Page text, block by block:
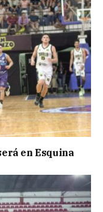
en Esquina